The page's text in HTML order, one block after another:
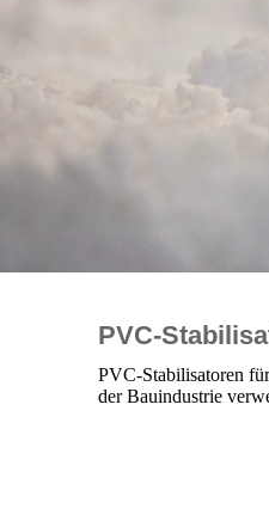
PVC-
PVC-Stabilisatoren
der Bauindustrie